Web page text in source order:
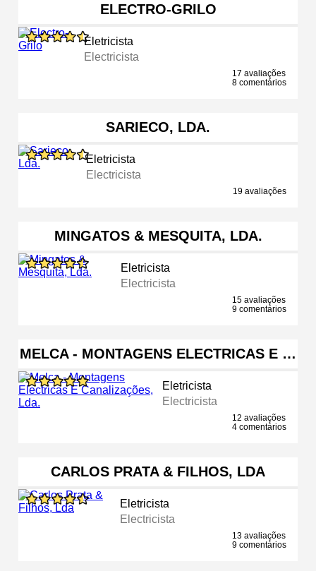
ELECTRO-GRILO
Eletricista
Electricista
17 avaliações
8 comentários
SARIECO, LDA.
Eletricista
Electricista
19 avaliações
MINGATOS & MESQUITA, LDA.
Eletricista
Electricista
15 avaliações
9 comentários
MELCA - MONTAGENS ELECTRICAS E …
Eletricista
Electricista
12 avaliações
4 comentários
CARLOS PRATA & FILHOS, LDA
Eletricista
Electricista
13 avaliações
9 comentários